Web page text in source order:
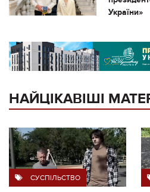
України»
НАЙЦІКАВІШІ
СУСПІЛЬСТВО